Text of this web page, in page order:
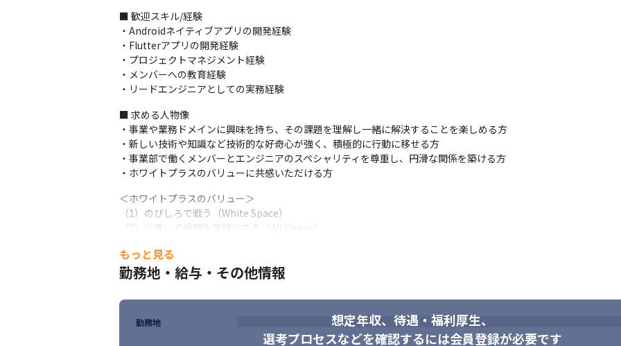
・10:00～：デイリースクラム
・10:15～：作業開始
・12:00～：ランチ（適宜1時間）
・13:00～：作業再開
※フルフレックス制のため、プライベートに合せて適宜スケジュールを調整できます
※週に4時間程度、ミーティングがあります
■ この仕事の面白み、魅力
・自分が作ったシステムがサービスで最大限活用され、最適化されていくのを実感できるポジションです
・刻々と変化するニーズを捉え続けるべく、試作も含めてさまざまな施策を高速でリリースしていけるため、スピ
・エンジニア組織の成果がそのままサービスの強みになるため、事業の成長に直接携わっていると感じられます
・人々の生活に欠かせないサービスのDXや効率化を行うことで、自身の開発したプロダクトが直接ユーザーの役
きます
■ 歓迎スキル/経験
・Androidネイティブアプリの開発経験
・Flutterアプリの開発経験
・プロジェクトマネジメント経験
・メンバーへの教育経験
・リードエンジニアとしての実務経験
■ 求める人物像
・事業や業務ドメインに興味を持ち、その課題を理解し一緒に解決することを楽しめる方
・新しい技術や知識など技術的な好奇心が強く、積極的に行動に移せる方
・事業部で働くメンバーとエンジニアのスペシャリティを尊重し、円滑な関係を築ける方
・ホワイトプラスのバリューに共感いただける方
＜ホワイトプラスのバリュー＞
（1）のびしろで戦う（White Space）
（2）心遣いで仲間を笑顔にする（All Happy）
もっと見る
勤務地・給与・その他情報
想定年収、待遇・福利厚生、
選考プロセスなどを確認するには会員登録が必要です
勤務地